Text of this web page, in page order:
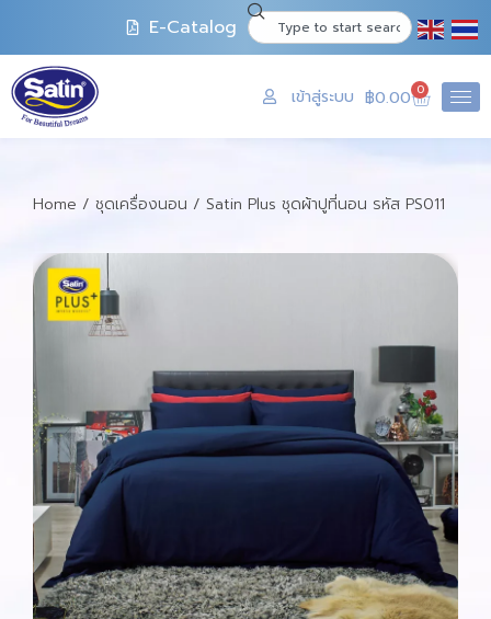
E-Catalog
เข้าสู่ระบบ ฿0.00 0
Home / ชุดเครื่องนอน / Satin Plus ชุดผ้าปูที่นอน รหัส PS011